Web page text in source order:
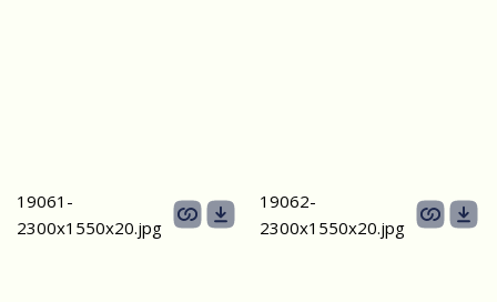
19061-
2300х1550x20.jpg
19062-
2300х1550x20.jpg